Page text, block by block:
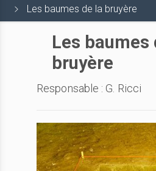
Les baumes de la bruyère
Les baumes
bruyère
Responsable : G. Ricci